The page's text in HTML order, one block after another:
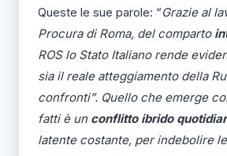
Queste le sue parole: “Grazie al
Procura di Roma, del comparto
ROS lo Stato Italiano rende
sia il reale atteggiamento della
confronti”. Quello che emerge
fatti è un conflitto ibrido
latente costante, per indebolire